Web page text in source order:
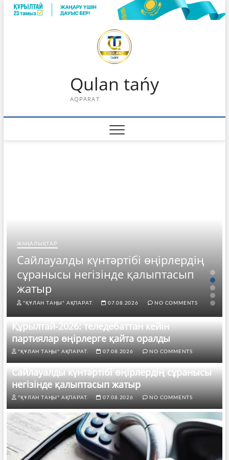
Skip
Qulan tańy
AQPARAT
ЖАҢАЛЫҚТАР
Сайлауалды күнтәртібі өңірлердің
сұранысы негізінде қалыптасып
жатыр
"ҚҰЛАН ТАҢЫ" АҚПАРАТ. 07.08.2026 NO COMMENTS
Құрылтай-2026: теледебаттан кейін
партиялар өңірлерге қайта оралды
"ҚҰЛАН ТАҢЫ" АҚПАРАТ. 07.08.2026 NO COMMENTS
Сайлауалды күнтәртібі өңірлердің сұранысы
негізінде қалыптасып жатыр
"ҚҰЛАН ТАҢЫ" АҚПАРАТ. 07.08.2026 NO COMMENTS